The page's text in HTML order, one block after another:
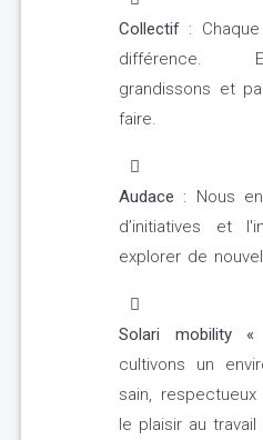
Collectif :
différence.
grandissons et
faire.
Audace : Nous
d’initiatives et
explorer de
Solari mobility
cultivons un
sain,
le plaisir au